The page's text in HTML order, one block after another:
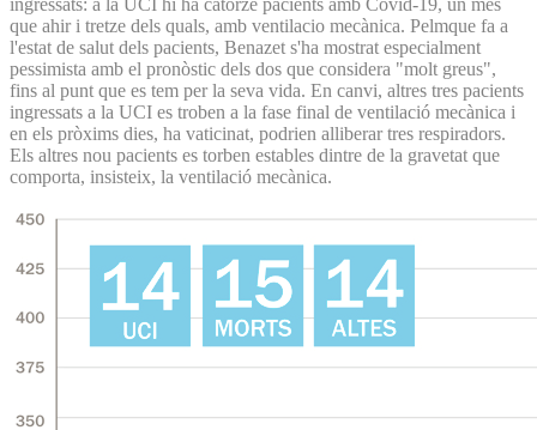
que ahir i tretze dels quals, amb ventilacio mecànica. Pelmque fa a
l'estat de salut dels pacients, Benazet s'ha mostrat especialment
pessimista amb el pronòstic dels dos que considera "molt greus",
fins al punt que es tem per la seva vida. En canvi, altres tres pacients
ingressats a la UCI es troben a la fase final de ventilació mecànica i
en els pròxims dies, ha vaticinat, podrien alliberar tres respiradors.
Els altres nou pacients es torben estables dintre de la gravetat que
comporta, insisteix, la ventilació mecànica.